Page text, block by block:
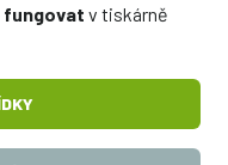
fungovat v tiskárně